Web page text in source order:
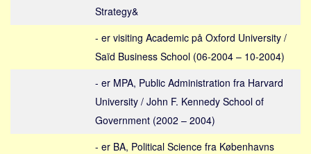
Køb og salg
Jura og regler
Praktisk
Strategy&
- er visiting Academic på Oxford University /
Saïd Business School (06-2004 – 10-2004)
- er MPA, Public Administration fra Harvard
University / John F. Kennedy School of
Government (2002 – 2004)
- er BA, Political Science fra Københavns